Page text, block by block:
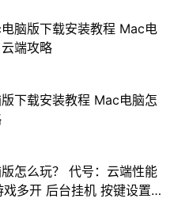
脑版下载安装教程 Mac电
端攻略
下载安装教程 Mac电脑怎
怎么玩？ 代号：云端性能
多开 后台挂机 按键设置